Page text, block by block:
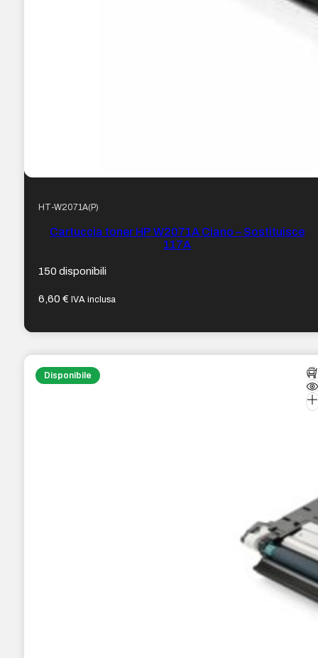
HT-W2071A(P)
Cartuccia toner HP W2071A Ciano – Sostituisce
117A
150 disponibili
6,60€ IVA inclusa
Disponibile